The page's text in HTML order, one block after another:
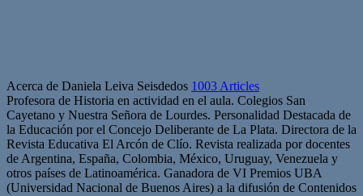
Acerca de Daniela Leiva Seisdedos 1003 Articles
Profesora de Historia en actividad en el aula. Colegios San
Cayetano y Nuestra Señora de Lourdes. Personalidad Destacada de
la Educación por el Concejo Deliberante de La Plata. Directora de la
Revista Educativa El Arcón de Clío. Revista realizada por docentes
de Argentina, España, Colombia, México, Uruguay, Venezuela y
otros países de Latinoamérica. Ganadora de VI Premios UBA
(Universidad Nacional de Buenos Aires) a la difusión de Contenidos